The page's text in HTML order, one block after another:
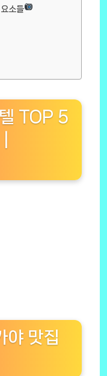
소들
TOP 5
야 맛집